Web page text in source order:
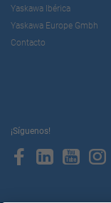
Yaskawa Ibérica
Yaskawa Europe Gmbh
Contacto
¡Síguenos!